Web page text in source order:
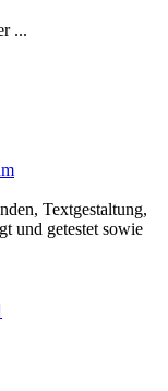
...
Textgestaltung,
und getestet sowie